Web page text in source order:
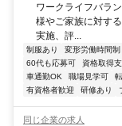
ワークライフバラ
様やご家族に対す
実施、評...
制服あり 変形労働時間制
60代も応募可
資格取得
車通勤OK
職場見学可
有資格者歓迎
研修あり
同じ企業の求人